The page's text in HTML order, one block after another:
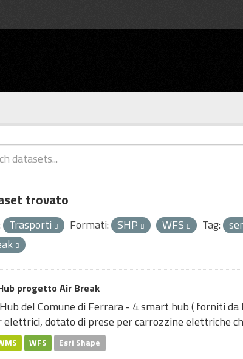
trovato
Trasporti Formati: SHP WFS Tag:
progetto Air Break
del Comune di Ferrara - 4 smart hub ( forniti da
elettrici, dotato di prese per carrozzine elettriche
WFS Esri Shape